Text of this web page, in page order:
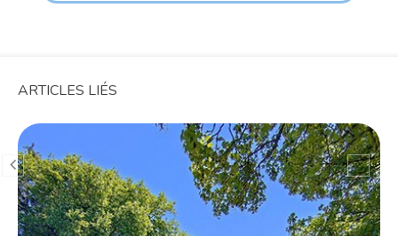
ARTICLES LIÉS